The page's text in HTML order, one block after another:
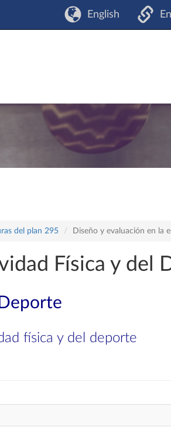
English
del plan 295 Diseño y evaluación en la
Física y del
física y del deporte